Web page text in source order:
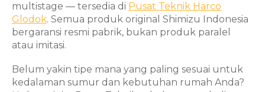
multistage — tersedia di Pusat Teknik Harco
Glodok. Semua produk original Shimizu Indonesia
bergaransi resmi pabrik, bukan produk paralel
atau imitasi.
Belum yakin tipe mana yang paling sesuai untuk
kedalaman sumur dan kebutuhan rumah Anda?